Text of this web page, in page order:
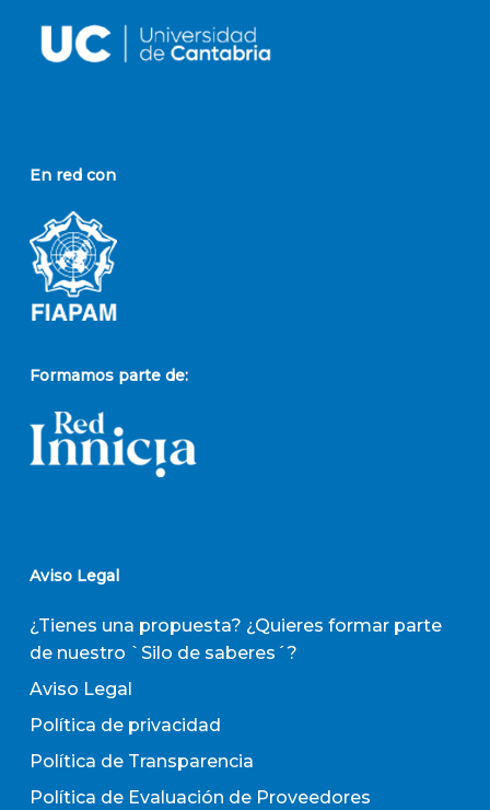
En red con
Formamos parte de:
Aviso Legal
¿Tienes una propuesta? ¿Quieres formar parte
de nuestro `Silo de saberes´?
Aviso Legal
Política de privacidad
Política de Transparencia
Política de Evaluación de Proveedores